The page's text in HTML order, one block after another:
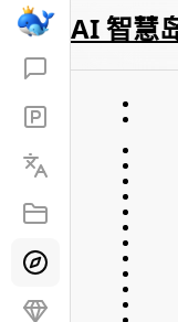
AI 智慧